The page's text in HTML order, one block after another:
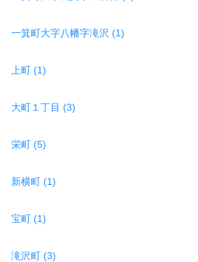
一箕町大字八幡字滝沢 (1)
上町 (1)
大町１丁目 (3)
栄町 (5)
新横町 (1)
宝町 (1)
滝沢町 (3)